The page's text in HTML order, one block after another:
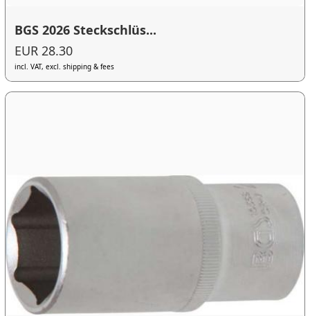
BGS 2026 Steckschlüs...
EUR 28.30
incl. VAT, excl. shipping & fees